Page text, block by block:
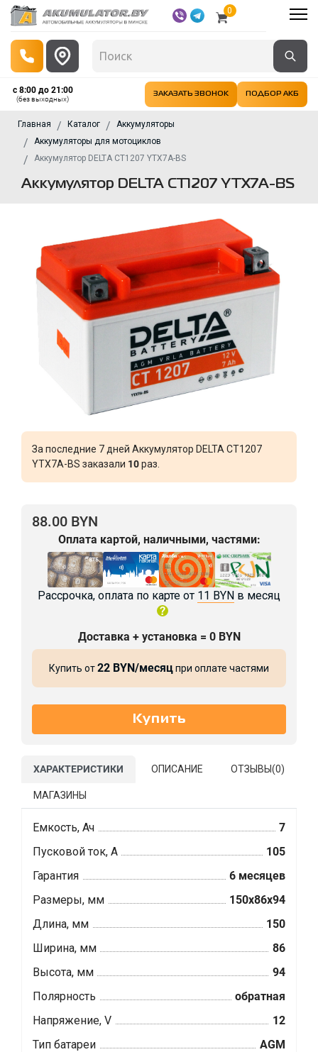
0
с 8:00 до 21:00
(без выходных)
ЗАКАЗАТЬ ЗВОНОК ПОДБОР АКБ
Главная Каталог
Аккумуляторы
Аккумуляторы для мотоциклов
Аккумулятор DELTA CT1207 YTX7A-BS
Аккумулятор DELTA CT1207 YTX7A-BS
За последние 7 дней Аккумулятор DELTA CT1207
YTX7A-BS заказали 10раз.
88.00 BYN
Оплата картой, наличными, частями:
Рассрочка, оплата по карте от 11 BYN в месяц
Доставка + установка = 0 BYN
Купить от22 BYN/месяцпри оплате частями
ХАРАКТЕРИСТИКИ ОПИСАНИЕ ОТЗЫВЫ(0)
МАГАЗИНЫ
Емкость, Ач
7
Пусковой ток, А
105
Гарантия
6 месяцев
Размеры, мм
150x86x94
Длина, мм
150
Ширина, мм
86
Высота, мм
94
Полярность
обратная
Напряжение, V
12
Тип батареи
AGM